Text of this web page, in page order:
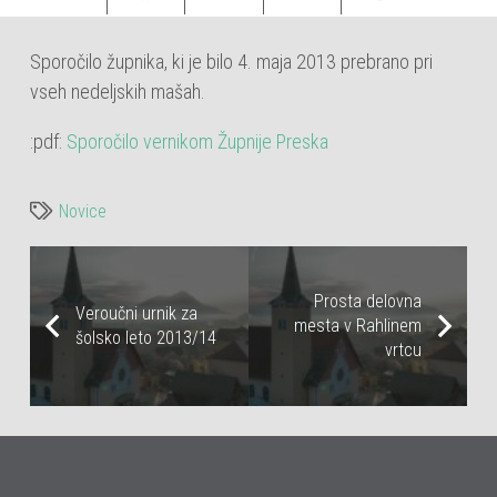
Sporočilo župnika, ki je bilo 4. maja 2013 prebrano pri
vseh nedeljskih mašah.
:pdf: Sporočilo vernikom Župnije Preska
Novice
Veroučni urnik za
šolsko leto 2013/14
Prosta delovna
mesta v Rahlinem
vrtcu